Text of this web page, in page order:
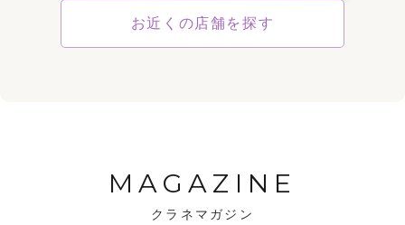
お近くの店舗を探す
MAGAZINE
クラネマガジン